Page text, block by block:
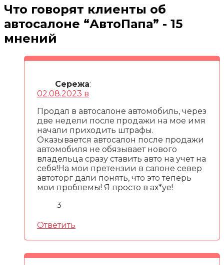
Что говорят клиенты об
автосалоне “АвтоПапа” - 15
мнений
Сережа:
02.08.2023 в
Продал в автосалоне автомобиль, через
две недели после продажи на мое имя
начали приходить штрафы.
Оказывается автосалон после продажи
автомобиля не обязывает нового
владельца сразу ставить авто на учет на
себя!На мои претензии в салоне север
автоторг дали понять, что это теперь
мои проблемы! Я просто в ах*уе!
3
Ответить